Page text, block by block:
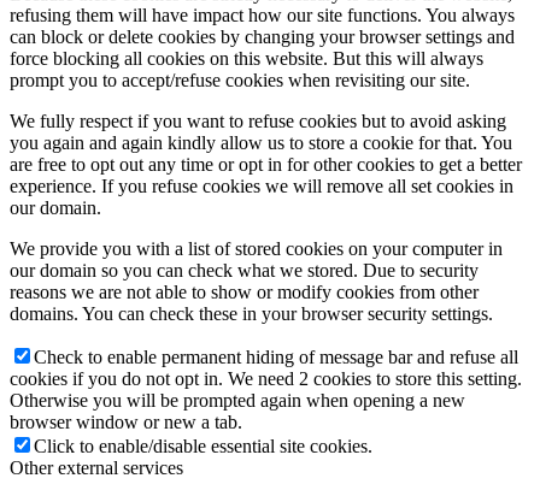
refusing them will have impact how our site functions. You always
can block or delete cookies by changing your browser settings and
force blocking all cookies on this website. But this will always
prompt you to accept/refuse cookies when revisiting our site.
We fully respect if you want to refuse cookies but to avoid asking
you again and again kindly allow us to store a cookie for that. You
are free to opt out any time or opt in for other cookies to get a better
experience. If you refuse cookies we will remove all set cookies in
our domain.
We provide you with a list of stored cookies on your computer in
our domain so you can check what we stored. Due to security
reasons we are not able to show or modify cookies from other
domains. You can check these in your browser security settings.
Check to enable permanent hiding of message bar and refuse all
cookies if you do not opt in. We need 2 cookies to store this setting.
Otherwise you will be prompted again when opening a new
browser window or new a tab.
Click to enable/disable essential site cookies.
Other external services